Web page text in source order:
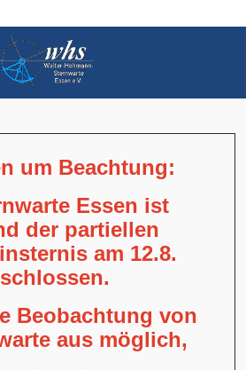
um Beachtung:
Essen ist
der partiellen
am 12.8.
Beobachtung von
aus möglich,